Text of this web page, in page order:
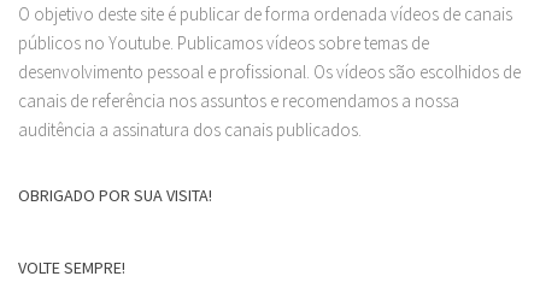
O objetivo deste site é publicar de forma ordenada vídeos de canais
públicos no Youtube. Publicamos vídeos sobre temas de
desenvolvimento pessoal e profissional. Os vídeos são escolhidos de
canais de referência nos assuntos e recomendamos a nossa
auditência a assinatura dos canais publicados.
OBRIGADO POR SUA VISITA!
VOLTE SEMPRE!